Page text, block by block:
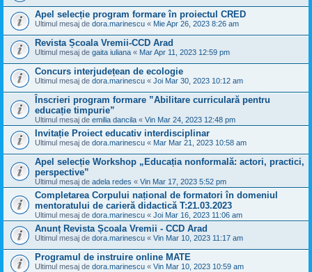
Apel selecție program formare în proiectul CRED
Ultimul mesaj de dora.marinescu « Mie Apr 26, 2023 8:26 am
Revista Școala Vremii-CCD Arad
Ultimul mesaj de gaita iuliana « Mar Apr 11, 2023 12:59 pm
Concurs interjudețean de ecologie
Ultimul mesaj de dora.marinescu « Joi Mar 30, 2023 10:12 am
Înscrieri program formare ”Abilitare curriculară pentru
educație timpurie”
Ultimul mesaj de emilia dancila « Vin Mar 24, 2023 12:48 pm
Invitație Proiect educativ interdisciplinar
Ultimul mesaj de dora.marinescu « Mar Mar 21, 2023 10:58 am
Apel selecție Workshop „Educația nonformală: actori, practici,
perspective”
Ultimul mesaj de adela redes « Vin Mar 17, 2023 5:52 pm
Completarea Corpului național de formatori în domeniul
mentoratului de carieră didactică T:21.03.2023
Ultimul mesaj de dora.marinescu « Joi Mar 16, 2023 11:06 am
Anunț Revista Școala Vremii - CCD Arad
Ultimul mesaj de dora.marinescu « Vin Mar 10, 2023 11:17 am
Programul de instruire online MATE
Ultimul mesaj de dora.marinescu « Vin Mar 10, 2023 10:59 am